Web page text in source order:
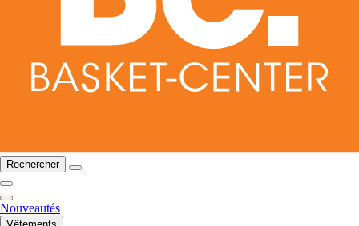
Rechercher
Nouveautés